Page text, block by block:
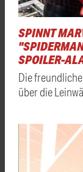
SPINNT
SPOILER-
Die
über die